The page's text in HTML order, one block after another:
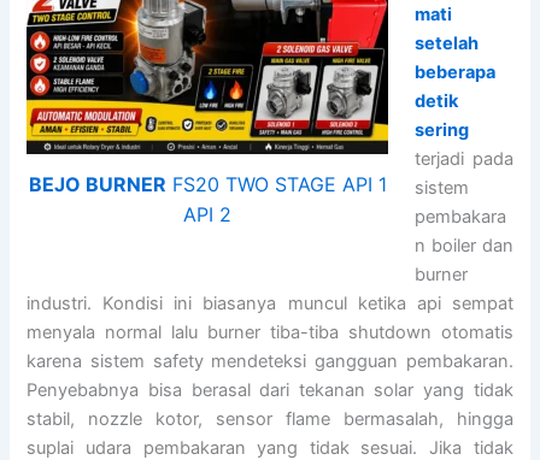
BEJO BURNER FS20 TWO STAGE API 1
API 2
mati
setelah
beberapa
detik
sering
terjadi pada
sistem
pembakara
n boiler dan
burner
industri. Kondisi ini biasanya muncul ketika api sempat
menyala normal lalu burner tiba-tiba shutdown otomatis
karena sistem safety mendeteksi gangguan pembakaran.
Penyebabnya bisa berasal dari tekanan solar yang tidak
stabil, nozzle kotor, sensor flame bermasalah, hingga
suplai udara pembakaran yang tidak sesuai. Jika tidak